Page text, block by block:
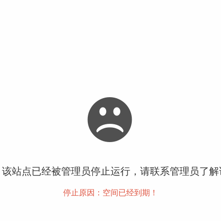
站点已经被管理员停止运行，请联系管理员了
停止原因：空间已经到期！